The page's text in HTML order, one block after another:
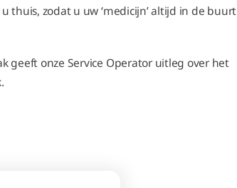
thuis, zodat u uw ‘medicijn’ altijd in de buurt
geeft onze Service Operator uitleg over het